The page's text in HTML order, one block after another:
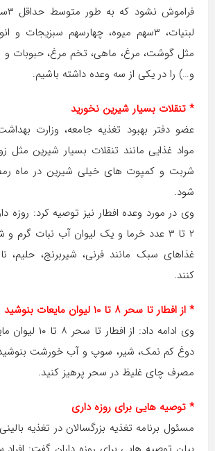
لبنیات، ۳سهم میوه، چهارسهم سبزیجات و
مثل گوشت، مرغ، ماهی، تخم مرغ، حبوبات و
و…) را در یکی از سه وعده داشته باشیم.
* تنقلات بسیار شیرین نخورید
عضو دفتر بهبود تغذیه جامعه، وزارت
مواد غذایی مانند تنقلات بسیار شیرین مثل
شربت و کمپوت های خیلی شیرین در ماه
شود.
وی در مورد وعده افطار نیز توصیه کرد: روزه
۲ تا ۳ عدد خرما و یک لیوان آب نبات گرم و
غذاهای سبک مانند فرنی، شیربرنج، حلیم،
کنند.
* از افطار تا سحر ۸ تا ۱۰ لیوان مایعات بنوشید
وی ادامه داد: از
دوغ کم نمک، شیر، سوپ و آب خورشت
مصرف چای غلیظ در سحر پرهیز کنید.
* توصیه هایی برای روزه داری
مسئول برنامه تغذیه بزرگسالان در تغذیه